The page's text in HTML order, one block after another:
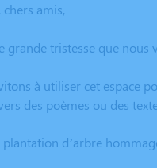
amis,
grande tristesse que
à utiliser cet espace
des poèmes ou des
plantation d’arbre